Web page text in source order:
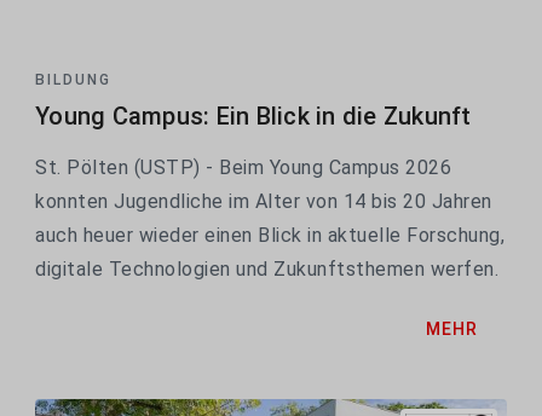
BILDUNG
Young Campus: Ein Blick in die Zukunft
St. Pölten (USTP) - Beim Young Campus 2026
konnten Jugendliche im Alter von 14 bis 20 Jahren
auch heuer wieder einen Blick in aktuelle Forschung,
digitale Technologien und Zukunftsthemen werfen.
Computerspielentwicklung, TV-Produktion und
MEHR